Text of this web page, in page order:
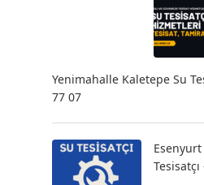
Yenimahalle Kaletepe Su
77 07
Esenyurt